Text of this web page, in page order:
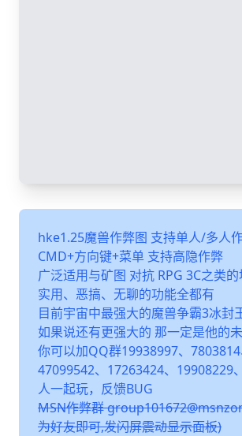
hke1.25魔兽作弊图 支持单人/多人
CMD+方向键+菜单 支持高隐作弊
广泛适用与矿图 对抗 RPG 3C之类
实用、恶搞、无聊的功能全都有
目前宇宙中最强大的魔兽争霸3冰封
如果说还有更强大的 那一定是他的
你可以加QQ群19938997、7803814
47099542、17263424、19908229
人一起玩，反馈BUG
MSN作弊群
为好友即可,发闪屏震动显示面板)